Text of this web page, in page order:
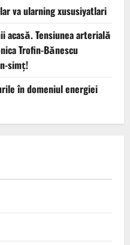
va ularning xususiyatlari
Tensiunea arterială
Trofin-Bănescu
simț!
în domeniul energiei